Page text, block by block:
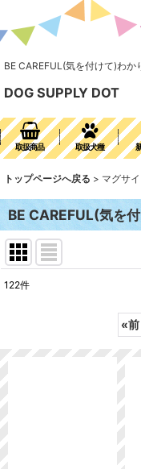
BE CAREFUL(気を付けて)わか
DOG SUPPLY DOT
取扱商品 取扱犬種
トップページへ戻る > マグサ
BE CAREFUL(気を
122件
«前